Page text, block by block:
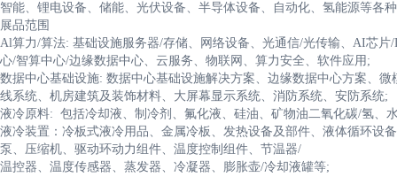
智能、锂电设备、储能、光伏设备、半导体设备、自动化、氢能源等各
展品范围
Al算力/算法: 基础设施服务器/存储、网络设备、光通信/光传输、AI芯片
心/智算中心/边缘数据中心、云服务、物联网、算力安全、软件应用;
数据中心基础设施: 数据中心基础设施解决方案、边缘数据中心方案、
线系统、机房建筑及装饰材料、大屏幕显示系统、消防系统、安防系统;
液冷原料: 包括冷却液、制冷剂、氟化液、硅油、矿物油二氧化碳/氢、
液冷装置：冷板式液冷用品、金属冷板、发热设备及部件、液体循环设
泵、压缩机、驱动环动力组件、温度控制组件、节温器/
温控器、温度传感器、蒸发器、冷凝器、膨胀壶/冷却液罐等;